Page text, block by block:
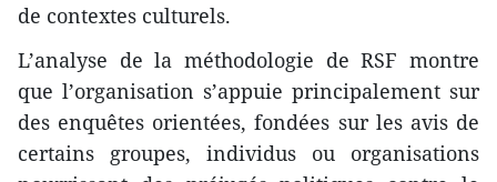
de contextes culturels.
L’analyse de la méthodologie de RSF montre
que l’organisation s’appuie principalement sur
des enquêtes orientées, fondées sur les avis de
certains groupes, individus ou organisations